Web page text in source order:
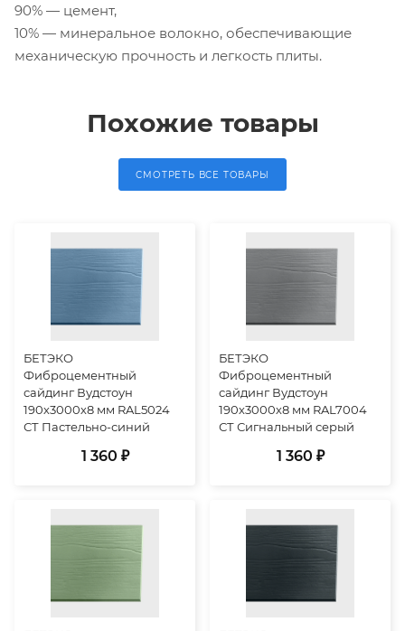
90% — цемент,
10% — минеральное волокно, обеспечивающие
механическую прочность и легкость плиты.
Похожие товары
СМОТРЕТЬ ВСЕ ТОВАРЫ
БЕТЭКО
Фиброцементный
сайдинг Вудстоун
190х3000х8 мм RAL5024
СТ Пастельно-синий
1 360 ₽
БЕТЭКО
Фиброцементный
сайдинг Вудстоун
190х3000х8 мм RAL7004
СТ Сигнальный серый
1 360 ₽